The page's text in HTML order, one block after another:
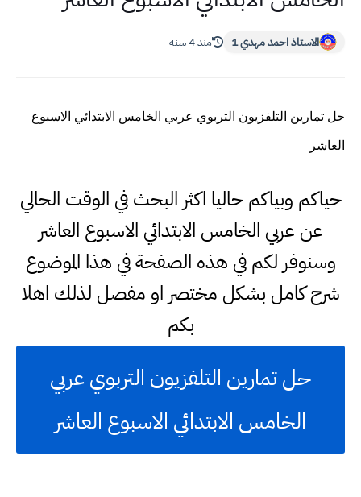
الاستاذ احمد مهدي 1 منذ 4 سنة
حل تمارين التلفزيون التربوي عربي الخامس الابتدائي الاسبوع
العاشر
حياكم وبياكم حاليا اكثر البحث في الوقت الحالي
عن عربي الخامس الابتدائي الاسبوع العاشر
وسنوفر لكم في هذه الصفحة في هذا الموضوع
شرح كامل بشكل مختصر او مفصل لذلك اهلا
بكم
حل تمارين التلفزيون التربوي عربي
الخامس الابتدائي الاسبوع العاشر